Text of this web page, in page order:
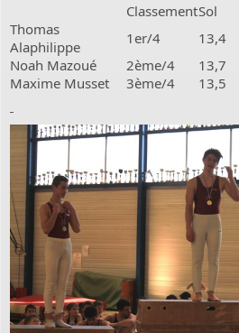
ClassementSol
Thomas
Alaphilippe
1er/4 13,4
Noah Mazoué
2ème/4 13,7
Maxime Musset
3ème/4 13,5